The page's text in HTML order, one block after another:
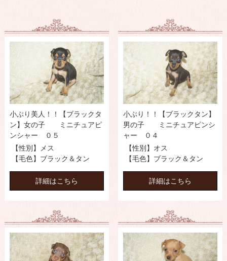
小ぶり美人！！【ブラックタ
ン】女の子 ミニチュアピ
ンシャー ０５
【性別】メス
【毛色】ブラック＆タン
詳細はこちら
小ぶり！！【ブラックタン】
男の子 ミニチュアピンシ
ャー ０４
【性別】オス
【毛色】ブラック＆タン
詳細はこちら